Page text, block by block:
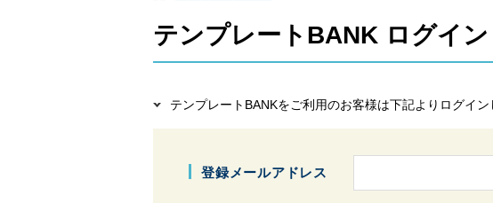
テンプレートBANK ログイン
テンプレートBANKをご利用のお客様は下記よりログイン
登録メールアドレス